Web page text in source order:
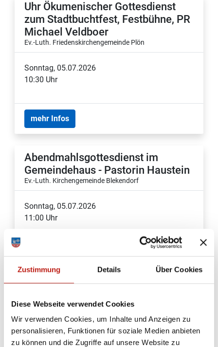
Zustimmung Details Über Cookies
Diese Webseite verwendet Cookies
Wir verwenden Cookies, um Inhalte und Anzeigen zu
personalisieren, Funktionen für soziale Medien anbieten
zu können und die Zugriffe auf unsere Website zu
Uhr Ökumenischer Gottesdienst
zum Stadtbuchtfest, Festbühne, PR
Michael Veldboer
Ev.-Luth. Friedenskirchengemeinde Plön
Sonntag, 05.07.2026
10:30 Uhr
mehr Infos
Abendmahlsgottesdienst im
Gemeindehaus - Pastorin Haustein
Ev.-Luth. Kirchengemeinde Blekendorf
Sonntag, 05.07.2026
11:00 Uhr
mehr Infos
Ev.-Luth. Kirchengemeinde Preetz
Sonntag, 05.07.2026
11:00 Uhr